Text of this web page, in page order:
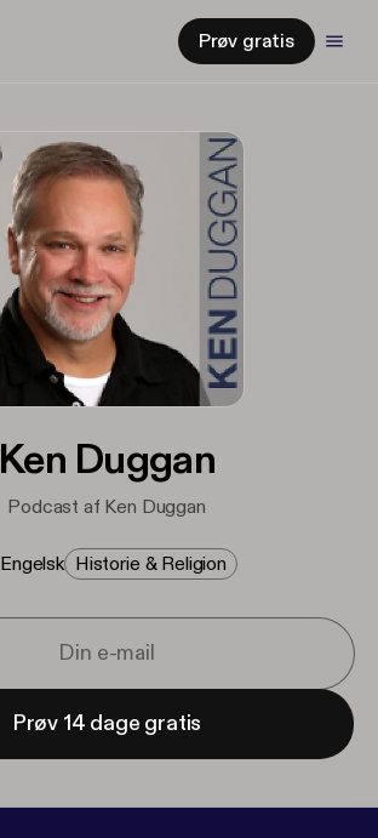
Prøv gratis
Ken Duggan
Podcast af Ken Duggan
Engelsk Historie & Religion
Prøv 14 dage gratis